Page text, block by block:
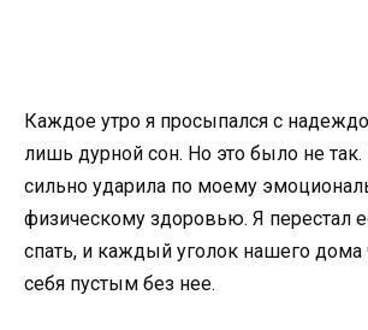
Каждое утро я просыпался с
лишь дурной сон. Но это было не так.
сильно ударила по моему
физическому здоровью. Я перестал
спать, и каждый уголок нашего дома
себя пустым без нее.